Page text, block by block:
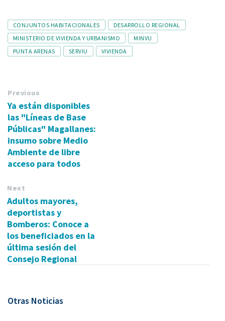
Tags
CONJUNTOS HABITACIONALES
DESARROLLO REGIONAL
MINISTERIO DE VIVIENDA Y URBANISMO
MINVU
PUNTA ARENAS
SERVIU VIVIENDA
Previous
Ya están disponibles
las "Líneas de Base
Públicas" Magallanes:
insumo sobre Medio
Ambiente de libre
acceso para todos
Next
Adultos mayores,
deportistas y
Bomberos: Conoce a
los beneficiados en la
última sesión del
Consejo Regional
Otras Noticias